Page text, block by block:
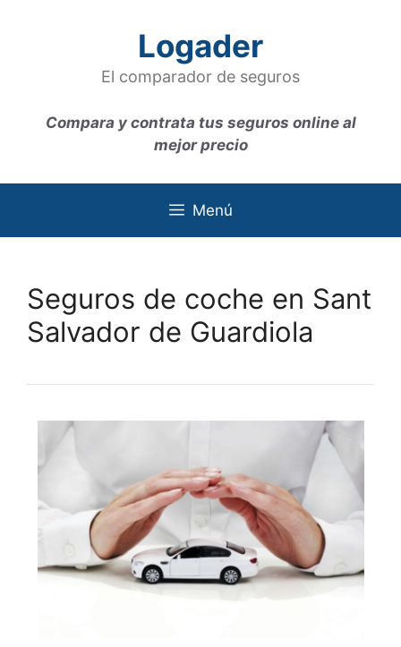
Logader
El comparador de seguros
Compara y contrata tus seguros online al
mejor precio
Menú
Seguros de coche en Sant
Salvador de Guardiola